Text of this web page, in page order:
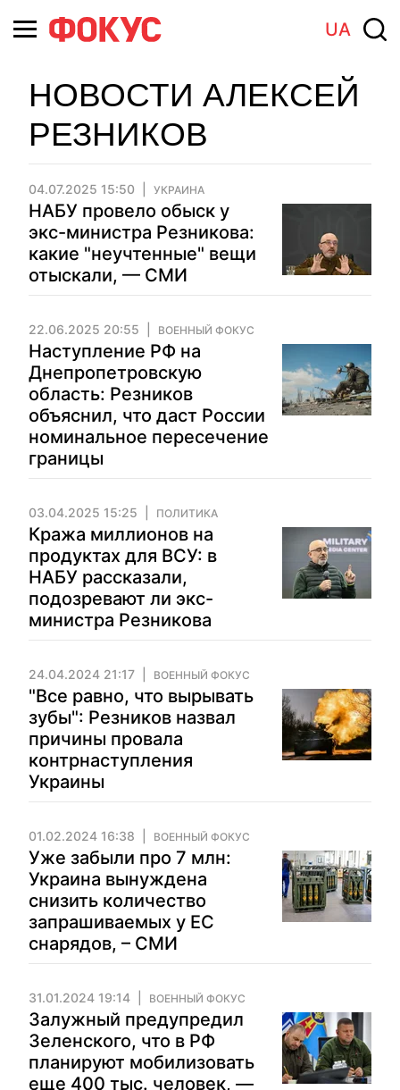
UA
НОВОСТИ АЛЕКСЕЙ
РЕЗНИКОВ
04.07.2025 15:50 УКРАИНА
НАБУ провело обыск у
экс-министра Резникова:
какие "неучтенные" вещи
отыскали, — СМИ
22.06.2025 20:55 ВОЕННЫЙ ФОКУС
Наступление РФ на
Днепропетровскую
область: Резников
объяснил, что даст России
номинальное пересечение
границы
03.04.2025 15:25 ПОЛИТИКА
Кража миллионов на
продуктах для ВСУ: в
НАБУ рассказали,
подозревают ли экс-
министра Резникова
24.04.2024 21:17 ВОЕННЫЙ ФОКУС
"Все равно, что вырывать
зубы": Резников назвал
причины провала
контрнаступления
Украины
01.02.2024 16:38 ВОЕННЫЙ ФОКУС
Уже забыли про 7 млн:
Украина вынуждена
снизить количество
запрашиваемых у ЕС
снарядов, – СМИ
31.01.2024 19:14 ВОЕННЫЙ ФОКУС
Залужный предупредил
Зеленского, что в РФ
планируют мобилизовать
еще 400 тыс. человек, —